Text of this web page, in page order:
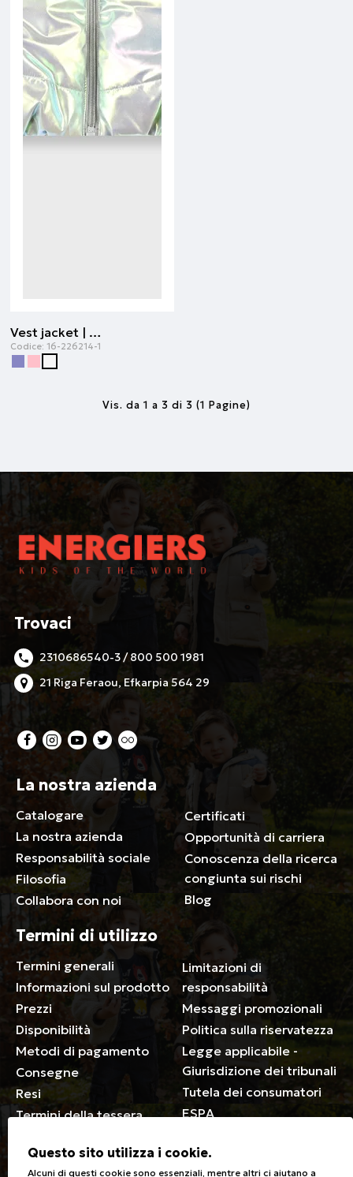
Vest jacket | Ecru
Codice: 16-226214-1
Vis. da 1 a 3 di 3 (1 Pagine)
Trovaci
2310686540-3 / 800 500 1981
21 Riga Feraou, Efkarpia 564 29
La nostra azienda
Catalogare
La nostra azienda
Responsabilità sociale
Filosofia
Collabora con noi
Certificati
Opportunità di carriera
Conoscenza della ricerca
congiunta sui rischi
Blog
Termini di utilizzo
Termini generali
Informazioni sul prodotto
Prezzi
Disponibilità
Metodi di pagamento
Consegne
Resi
Termini della tessera
Limitazioni di
responsabilità
Messaggi promozionali
Politica sulla riservatezza
Legge applicabile -
Giurisdizione dei tribunali
Tutela dei consumatori
ESPA
Generale
Questo sito utilizza i cookie.
Alcuni di questi cookie sono essenziali, mentre altri ci aiutano a